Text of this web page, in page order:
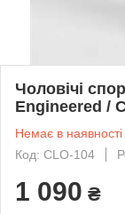
Чоловічі
Engineered /
Немає в наявності
Код: CLO-104
1 090 ₴